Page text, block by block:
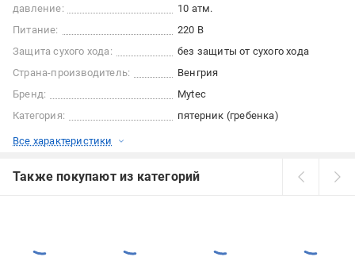
давление:
10 атм.
Питание:
220 В
Защита сухого хода:
без защиты от сухого хода
Страна-производитель:
Венгрия
Бренд:
Mytec
Категория:
пятерник (гребенка)
Все характеристики
Также покупают из категорий